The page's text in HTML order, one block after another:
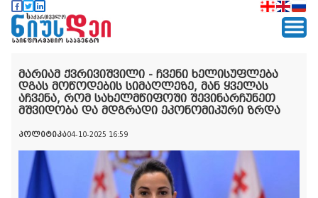
მარიამ ქვრივიშვილი - ჩვენი ხელისუფლება
დგას მოწოდების სიმაღლეზე, მან ყველას
აჩვენა, რომ სახელმწიფოში შევინარჩუნეთ
მშვიდობა და მდგრადი ეკონომიკური ზრდა
პოლიტიკა04-10-2025 16:59